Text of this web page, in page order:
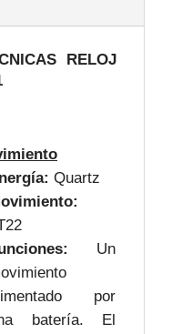
RELOJ
Quartz
Un
por
batería. El